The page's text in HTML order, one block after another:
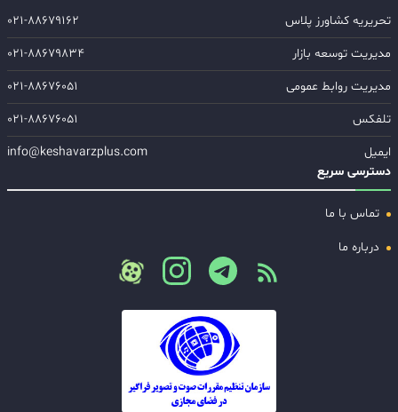
تحریریه کشاورز پلاس
۰۲۱-۸۸۶۷۹۱۶۲
مدیریت توسعه بازار
۰۲۱-۸۸۶۷۹۸۳۴
مدیریت روابط عمومی
۰۲۱-۸۸۶۷۶۰۵۱
تلفکس
۰۲۱-۸۸۶۷۶۰۵۱
ایمیل
info@keshavarzplus.com
دسترسی سریع
تماس با ما
درباره ما